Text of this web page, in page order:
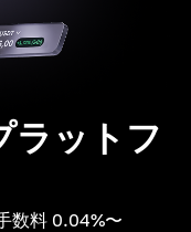
ラットフ
数料 0.04%〜